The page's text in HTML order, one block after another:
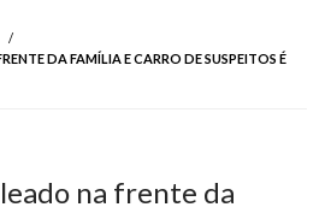
DA FAMÍLIA E CARRO DE SUSPEITOS É
na frente da